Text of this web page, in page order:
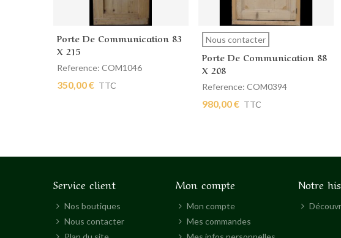
Ajouter au panier
Porte De Communication 83
X 215
Reference: COM1046
350,00 € TTC
Afficher plus
Nous contacter
Porte De Communication 88
X 208
Reference: COM0394
980,00 € TTC
Service client
Nos boutiques
Nous contacter
Mon compte
Mon compte
Mes commandes
Notre